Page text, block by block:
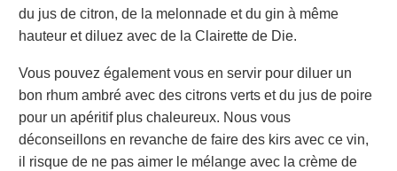
du jus de citron, de la melonnade et du gin à même
hauteur et diluez avec de la Clairette de Die.
Vous pouvez également vous en servir pour diluer un
bon rhum ambré avec des citrons verts et du jus de poire
pour un apéritif plus chaleureux. Nous vous
déconseillons en revanche de faire des kirs avec ce vin,
il risque de ne pas aimer le mélange avec la crème de